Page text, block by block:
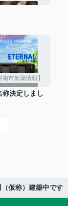
市新築情報】
決定しまし
（仮称）建築中です